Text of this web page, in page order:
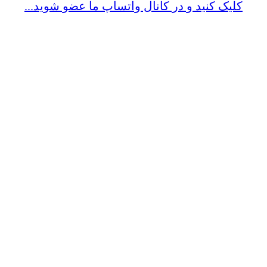
کلیک کنید و در کانال واتساپ ما عضو شوید...